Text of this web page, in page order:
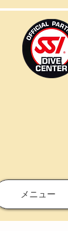
メニュー